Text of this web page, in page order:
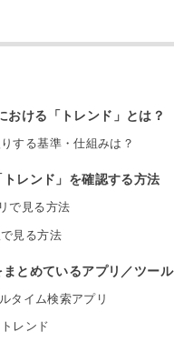
おける「トレンド」とは？
する基準・仕組みは？
レンド」を確認する方法
で見る方法
見る方法
とめているアプリ／ツール
タイム検索アプリ
レンド